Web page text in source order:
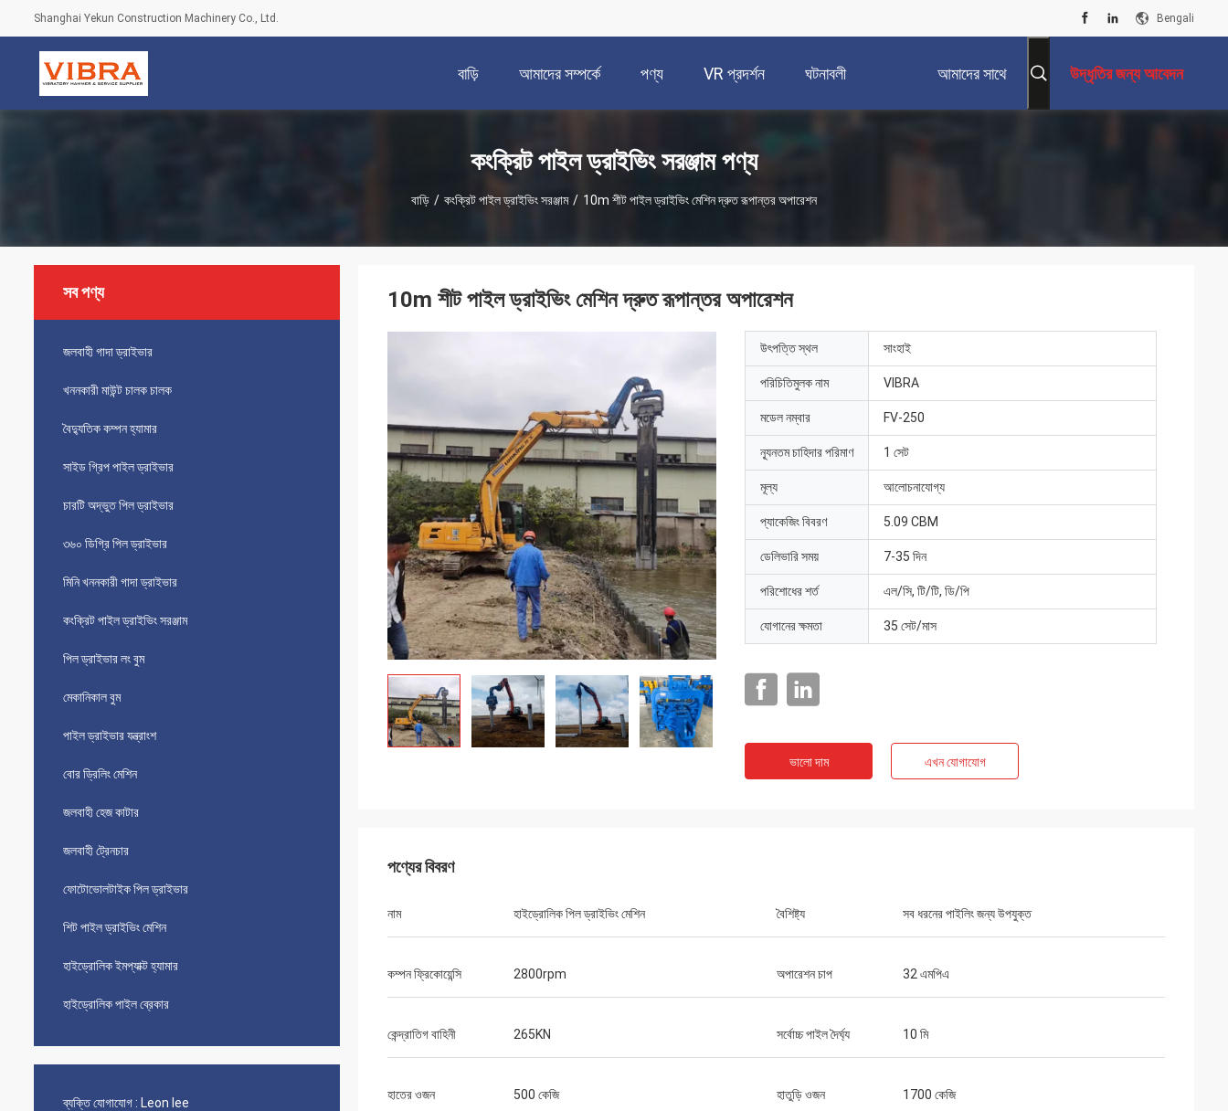
Shanghai Yekun Construction Machinery Co., Ltd. Bengali
বাড়ি আমাদের সম্পর্কে পণ্য VR প্রদর্শন ঘটনাবলী আমাদের সাথে উদ্ধৃতির জন্য আবেদন
কংক্রিট পাইল ড্রাইভিং সরঞ্জাম পণ্য
বাড়ি / কংক্রিট পাইল ড্রাইভিং সরঞ্জাম / 10m শীট পাইল ড্রাইভিং মেশিন দ্রুত রূপান্তর অপারেশন
সব পণ্য
জলবাহী গাদা ড্রাইভার
খননকারী মাউন্ট চালক চালক
বৈদ্যুতিক কম্পন হ্যামার
সাইড গ্রিপ পাইল ড্রাইভার
চারটি অদ্ভুত পিল ড্রাইভার
৩৬০ ডিগ্রি পিল ড্রাইভার
মিনি খননকারী গাদা ড্রাইভার
কংক্রিট পাইল ড্রাইভিং সরঞ্জাম
পিল ড্রাইভার লং বুম
মেকানিকাল বুম
পাইল ড্রাইভার যন্ত্রাংশ
বোর ড্রিলিং মেশিন
জলবাহী হেজ কাটার
জলবাহী ট্রেনচার
ফোটোভোলটাইক পিল ড্রাইভার
শিট পাইল ড্রাইভিং মেশিন
হাইড্রোলিক ইমপ্যাক্ট হ্যামার
হাইড্রোলিক পাইল ব্রেকার
ব্যক্তি যোগাযোগ : Leon lee
10m শীট পাইল ড্রাইভিং মেশিন দ্রুত রূপান্তর অপারেশন
উৎপত্তি স্থল সাংহাই
পরিচিতিমুলক নাম VIBRA
মডেল নম্বার FV-250
ন্যূনতম চাহিদার পরিমাণ 1 সেট
মূল্য আলোচনাযোগ্য
প্যাকেজিং বিবরণ 5.09 CBM
ডেলিভারি সময় 7-35 দিন
পরিশোধের শর্ত এল/সি, টি/টি, ডি/পি
যোগানের ক্ষমতা 35 সেট/মাস
ভালো দাম এখন যোগাযোগ
পণ্যের বিবরণ
নাম হাইড্রোলিক পিল ড্রাইভিং মেশিন বৈশিষ্ট্য সব ধরনের পাইলিং জন্য উপযুক্ত
কম্পন ফ্রিকোয়েন্সি 2800rpm অপারেশন চাপ 32 এমপিএ
কেন্দ্রাতিগ বাহিনী 265KN সর্বোচ্চ পাইল দৈর্ঘ্য 10 মি
হাতের ওজন 500 কেজি হাতুড়ি ওজন 1700 কেজি